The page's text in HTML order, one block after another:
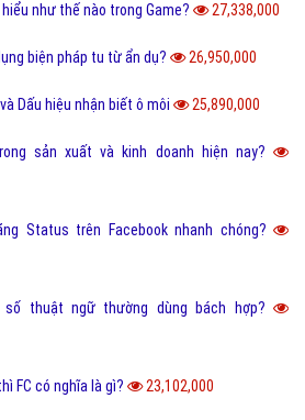
như thế nào trong Game? 27,338,000
biện pháp tu từ ẩn dụ? 26,950,000
Dấu hiệu nhận biết ô môi 25,890,000
sản xuất và kinh doanh hiện nay?
Status trên Facebook nhanh chóng?
thuật ngữ thường dùng bách hợp?
FC có nghĩa là gì? 23,102,000